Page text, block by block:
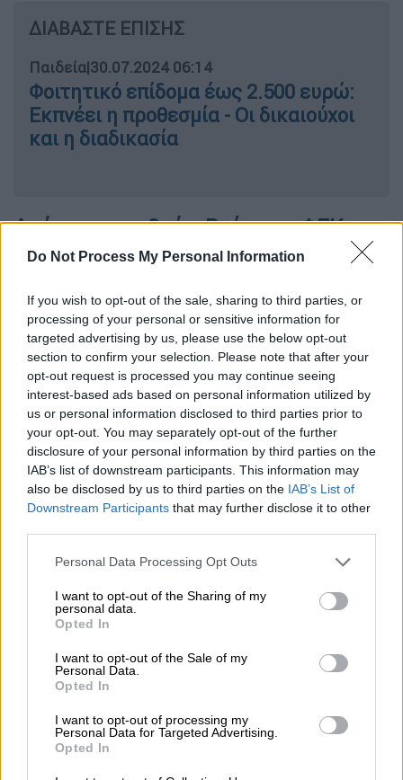
Do Not Process My Personal Information
If you wish to opt-out of the sale, sharing to third parties, or
processing of your personal or sensitive information for
targeted advertising by us, please use the below opt-out
section to confirm your selection. Please note that after your
opt-out request is processed you may continue seeing
interest-based ads based on personal information utilized by
us or personal information disclosed to third parties prior to
your opt-out. You may separately opt-out of the further
disclosure of your personal information by third parties on the
IAB’s list of downstream participants. This information may
also be disclosed by us to third parties on the IAB’s List of
Downstream Participants that may further disclose it to other
Please note that this website/app uses one or more Google
not limited to your visit or usage behaviour. You may click to
grant or deny consent to Google and its third-party tags to
use your data for below specified purposes in below Google
consent section.
Personal Data Processing Opt Outs
I want to opt-out of the Sharing of my
personal data.
Opted In
I want to opt-out of the Sale of my
Personal Data.
Opted In
I want to opt-out of processing my
Personal Data for Targeted Advertising.
Opted In
ΔΙΑΒΑΣΤΕ ΕΠΙΣΗΣ
Παιδεία|30.07.2024 06:14
Φοιτητικό επίδομα έως 2.500 ευρώ:
Εκπνέει η προθεσμία - Οι δικαιούχοι
και η διαδικασία
Απόφαση σταθμός: Βγήκε το ΦΕΚ της
ύλης
Η απόφαση (που είχει δημοσιευτεί και σε
ΦΕΚ) ορίζει το πλαίσιο λειτουργίας του
Πανελλήνιου Γραπτού Διαγωνισμού ΑΣΕΠ
συγκεκριμένα τα παρακάτω
Δομή και περιεχόμενο του πανελλήνιου
γραπτού διαγωνισμού
Εξέταση με χρήση ηλεκτρονικών
συσκευών
Πίνακες βαθμολογίας του πανελλήνιου
γραπτού διαγωνισμού
Τρόπος διενέργειας - Διαδικασία
ηλεκτρονικής εξέτασης
ηλεκτρονικής εξέτασης
Πού θα βρείτε την ύλη με online tests
που να έχουν παραγωγικό και
επαγωγικό συλλογισμό
Όλη η ύλη για όλες τις ενότητες
(συμπεριλαμβανομένου και του παραγωγικού